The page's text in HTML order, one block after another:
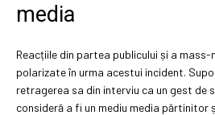
media
Reacțiile din partea publicului și a
polarizate în urma acestui incident.
retragerea sa din interviu ca un gest de
consideră a fi un mediu media părtinitor